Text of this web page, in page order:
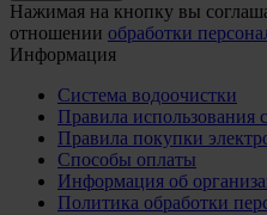
Нажимая на кнопку вы
отношении обработки
Информация
Система водоочистки
Правила использования
Правила покупки
Способы оплаты
Информация об
Политика обработки